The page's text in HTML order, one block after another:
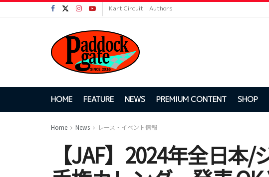
Kart Circuit Authors
HOME FEATURE NEWS PREMIUM CONTENT SHOP
Home News レース・イベント情報
【JAF】2024年全日本